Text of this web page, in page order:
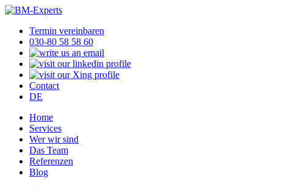
Termin vereinbaren
030-80 58 58 60
Contact
DE
Home
Services
Wer wir sind
Das Team
Referenzen
Blog